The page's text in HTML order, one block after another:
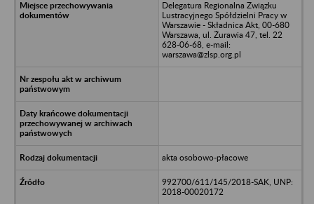
Delegatura Regionalna Związku
Lustracyjnego Spółdzielni Pracy w
Warszawie - Składnica Akt, 00-680
Warszawa, ul. Żurawia 47, tel. 22
628-06-68, e-mail:
warszawa@zlsp.org.pl
akta osobowo-płacowe
992700/611/145/2018-SAK, UNP:
2018-00020172